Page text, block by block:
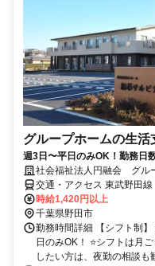
グループホームの生活
週3日〜平日のみOK！勤務日
社会福祉法人円融会 グル
交通・アクセス 東武野田
市まめバス（中ルート）「
時給1,420円以上
千葉県野田市
勤務時間詳細 【シフト制
日のみOK！ ⭐シフトは月
したい方は、夜勤の相談も